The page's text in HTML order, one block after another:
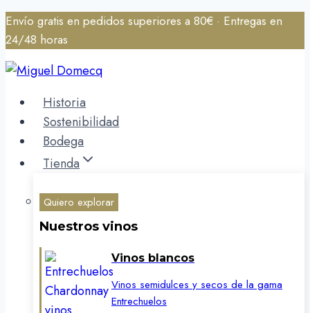
Saltar
al
contenido
Envío gratis en pedidos superiores a 80€ · Entregas en
24/48 horas
Historia
Sostenibilidad
Bodega
Tienda
Quiero explorar
Nuestros vinos
Vinos blancos
Vinos semidulces y secos de la gama
Entrechuelos